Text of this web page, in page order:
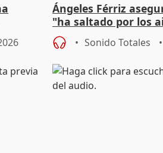
Ángeles Férriz
"ha saltado por los
negociación tras
Sonido Totales